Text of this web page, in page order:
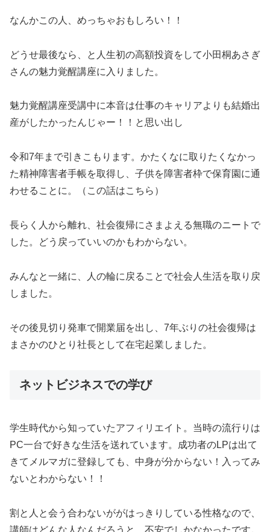
なんかこの人、めっちゃおもしろい！！
どうせ最後なら、と人生初の高額投資をして小田桐あさぎ
さんの魅力覚醒講座に入りました。
魅力覚醒講座受講中に本音は仕事のキャリアよりも結婚出
産がしたかったんじゃー！！と思い出し
令和7年まで引きこもります。かたくなに取りたくなかっ
た精神障害者手帳を取得し、子供を障害者枠で保育園に通
わせることに。（この話はこちら）
長らく人から離れ、社会復帰にさまよえる無職のニートで
した。どう戻っていいのかもわからない。
みんなと一緒に、人の輪に戻ることで社会人生活を取り戻
しました。
その後見切り発車で開業届を出し、7年ぶりの社会復帰は
まさかのひとり社長として在宅起業しました。
ネットビジネスでの学び
学生時代から知っていたアフィリエイト。当時の流行りは
PC一台で好きな生活を送れています。成功者のLPは出て
きてメルマガに登録しても、中身が分からない！入ってみ
ないとわからない！！
割と人と会う合わないががはっきりしている性格なので、
講師はどんな人なんだろうと、不安でしかなかったです。